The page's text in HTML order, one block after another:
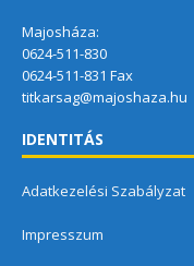
Majosháza:
0624-511-830
0624-511-831 Fax
titkarsag@majoshaza.hu
IDENTITÁS
Adatkezelési Szabályzat
Impresszum